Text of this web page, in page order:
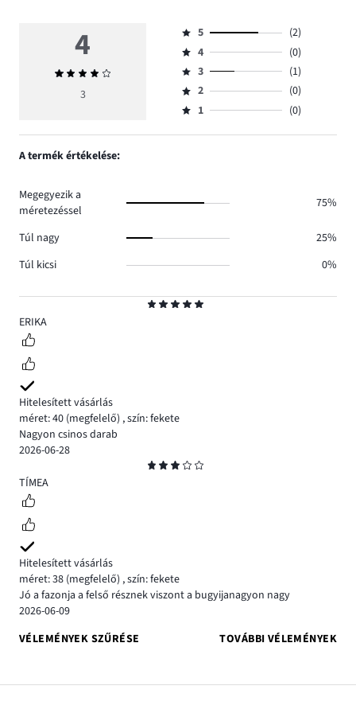
5
ERIKA
Hitelesített vásárlás
méret: 40 (megfelelő) ,szín: fekete
Nagyon csinos darab
2026-06-28
3
TÍMEA
Hitelesített vásárlás
méret: 38 (megfelelő) ,szín: fekete
Jó a fazonja a felső résznek viszont a bugyijanagyon nagy
2026-06-09
VÉLEMÉNYEK SZŰRÉSE
TOVÁBBI VÉLEMÉNYEK
4
Átlagos
értékelés
3
Osztályzat
5,
szavazatok
száma
2.
5
(2)
Osztályzat
4,
szavazatok
száma
4
(0)
Osztályzat
3,
szavazatok
3
(1)
Osztályzat
2,
2
(0)
Osztályzat
1,
1 (0)
A termék értékelése:
Megegyezik a
méretezéssel
75%
Túl nagy
25%
Túl kicsi
0%